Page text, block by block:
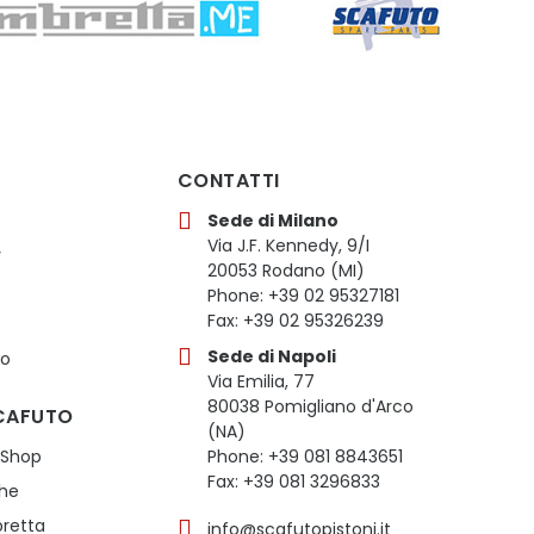
CONTATTI
Sede di Milano
Via J.F. Kennedy, 9/I
20053 Rodano (MI)
Phone: +39 02 95327181
Fax: +39 02 95326239
Sede di Napoli
Via Emilia, 77
80038 Pomigliano d'Arco
(NA)
Phone: +39 081 8843651
Fax: +39 081 3296833